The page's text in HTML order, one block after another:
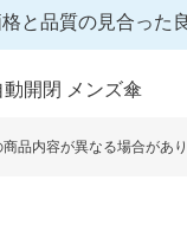
と品質の見合った
開閉 メンズ傘
品内容が異なる場合があ